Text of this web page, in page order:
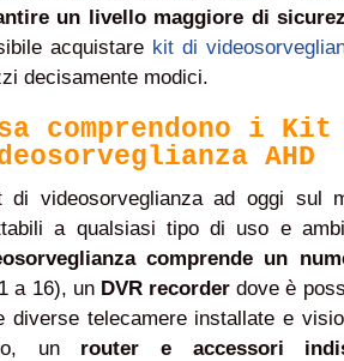
un livello maggiore di
acquistare kit di
decisamente modici.
comprendono i
AHD
di videosorveglianza ad oggi sul
a qualsiasi tipo di uso e
comprende un
a 16), un DVR recorder dove è
diverse telecamere installate e
un router e accessori